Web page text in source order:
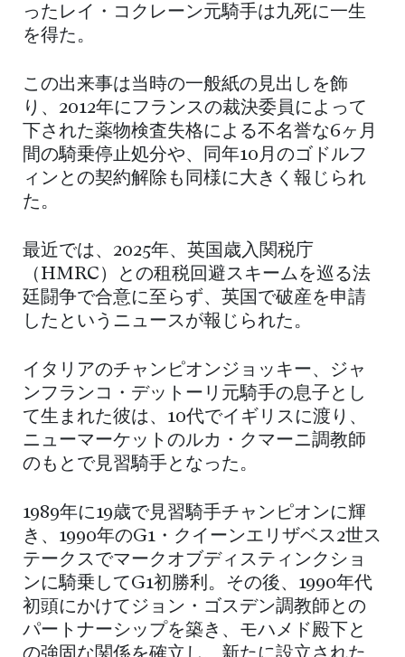
ったレイ・コクレーン元騎手は九死に一生
を得た。
この出来事は当時の一般紙の見出しを飾
り、2012年にフランスの裁決委員によって
下された薬物検査失格による不名誉な6ヶ月
間の騎乗停止処分や、同年10月のゴドルフ
ィンとの契約解除も同様に大きく報じられ
た。
最近では、2025年、英国歳入関税庁
（HMRC）との租税回避スキームを巡る法
廷闘争で合意に至らず、英国で破産を申請
したというニュースが報じられた。
イタリアのチャンピオンジョッキー、ジャ
ンフランコ・デットーリ元騎手の息子とし
て生まれた彼は、10代でイギリスに渡り、
ニューマーケットのルカ・クマーニ調教師
のもとで見習騎手となった。
1989年に19歳で見習騎手チャンピオンに輝
き、1990年のG1・クイーンエリザベス2世ス
テークスでマークオブディスティンクショ
ンに騎乗してG1初勝利。その後、1990年代
初頭にかけてジョン・ゴスデン調教師との
パートナーシップを築き、モハメド殿下と